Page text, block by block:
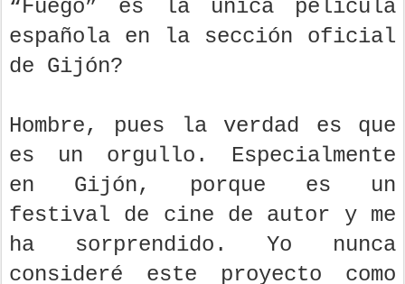
“Fuego” es la única película
española en la sección oficial
de Gijón?
Hombre, pues la verdad es que
es un orgullo. Especialmente
en Gijón, porque es un
festival de cine de autor y me
ha sorprendido. Yo nunca
consideré este proyecto como